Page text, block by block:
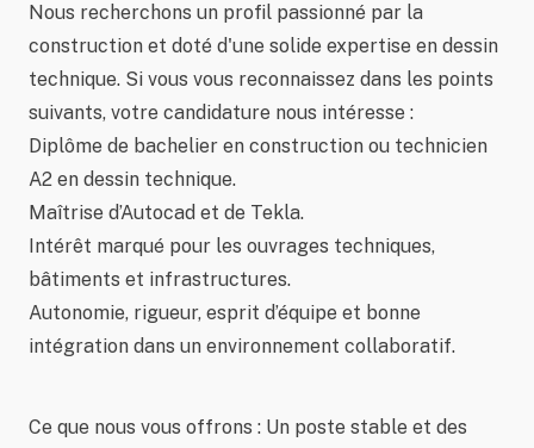
Nous recherchons un profil passionné par la
construction et doté d'une solide expertise en dessin
technique. Si vous vous reconnaissez dans les points
suivants, votre candidature nous intéresse :
Diplôme de bachelier en construction ou technicien
A2 en dessin technique.
Maîtrise d’Autocad et de Tekla.
Intérêt marqué pour les ouvrages techniques,
bâtiments et infrastructures.
Autonomie, rigueur, esprit d’équipe et bonne
intégration dans un environnement collaboratif.
Ce que nous vous offrons : Un poste stable et des